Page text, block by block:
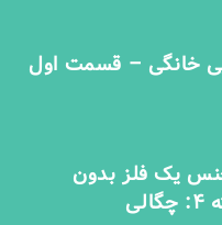
خانگی – قسمت اول
یک فلز بدون